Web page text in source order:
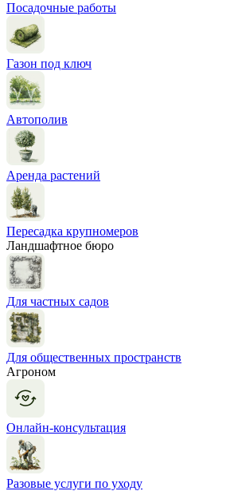
Посадочные работы
Газон под ключ
Автополив
Аренда растений
Пересадка крупномеров
Ландшафтное бюро
Для частных садов
Для общественных пространств
Агроном
Онлайн-консультация
Разовые услуги по уходу